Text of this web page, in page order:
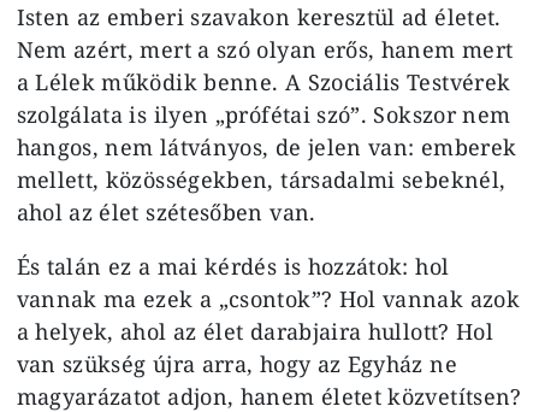
Isten az emberi szavakon keresztül ad életet.
Nem azért, mert a szó olyan erős, hanem mert
a Lélek működik benne. A Szociális Testvérek
szolgálata is ilyen „prófétai szó”. Sokszor nem
hangos, nem látványos, de jelen van: emberek
mellett, közösségekben, társadalmi sebeknél,
ahol az élet szétesőben van.
És talán ez a mai kérdés is hozzátok: hol
vannak ma ezek a „csontok”? Hol vannak azok
a helyek, ahol az élet darabjaira hullott? Hol
van szükség újra arra, hogy az Egyház ne
magyarázatot adjon, hanem életet közvetítsen?